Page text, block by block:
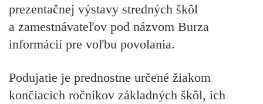
prezentačnej výstavy stredných škôl
a zamestnávateľov pod názvom Burza
informácií pre voľbu povolania.
Podujatie je prednostne určené žiakom
končiacich ročníkov základných škôl, ich